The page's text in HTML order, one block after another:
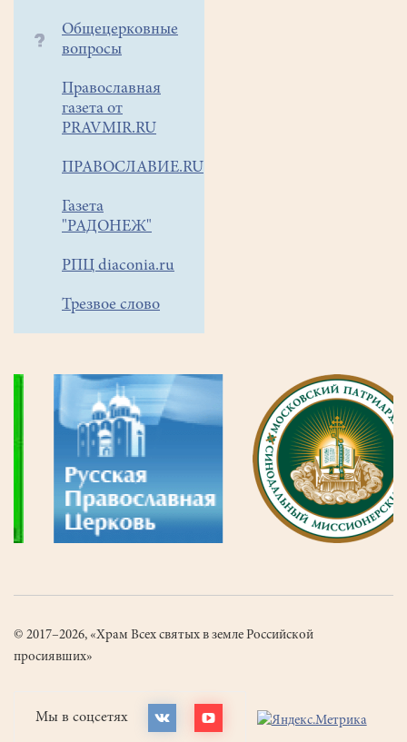
Общецерковные
вопросы
Православная
газета от
PRAVMIR.RU
ПРАВОСЛАВИЕ.RU
Газета
"РАДОНЕЖ"
РПЦ diaconia.ru
Трезвое слово
© 2017–2026, «Храм Всех святых в земле Российской
просиявших»
Мы в соцсетях